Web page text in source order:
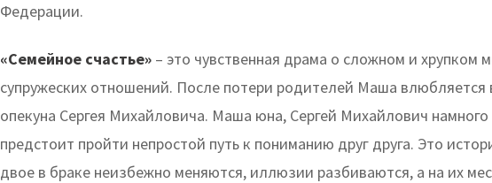
Федерации.
«Семейное счастье» – это чувственная драма о сложном и хрупком
супружеских отношений. После потери родителей Маша влюбляется
опекуна Сергея Михайловича. Маша юна, Сергей Михайлович
предстоит пройти непростой путь к пониманию друг друга. Это
двое в браке неизбежно меняются, иллюзии разбиваются, а на их